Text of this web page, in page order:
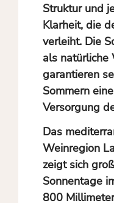
Struktur und
Klarheit, die
verleiht. Die
als natürliche
garantieren
Sommern
Versorgung
Das
Weinregion
zeigt sich
Sonnentage
800